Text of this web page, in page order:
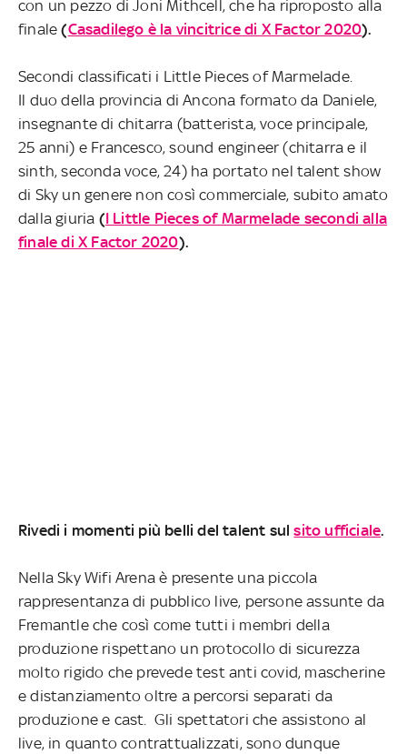
con un pezzo di Joni Mithcell, che ha riproposto alla
finale (Casadilego è la vincitrice di X Factor 2020).
Secondi classificati i Little Pieces of Marmelade.
Il duo della provincia di Ancona formato da Daniele,
insegnante di chitarra (batterista, voce principale,
25 anni) e Francesco, sound engineer (chitarra e il
sinth, seconda voce, 24) ha portato nel talent show
di Sky un genere non così commerciale, subito amato
dalla giuria (I Little Pieces of Marmelade secondi alla
finale di X Factor 2020).
Rivedi i momenti più belli del talent sulsito ufficiale.
Nella Sky Wifi Arena è presente una piccola
rappresentanza di pubblico live, persone assunte da
Fremantle che così come tutti i membri della
produzione rispettano un protocollo di sicurezza
molto rigido che prevede test anti covid, mascherine
e distanziamento oltre a percorsi separati da
produzione e cast. Gli spettatori che assistono al
live, in quanto contrattualizzati, sono dunque